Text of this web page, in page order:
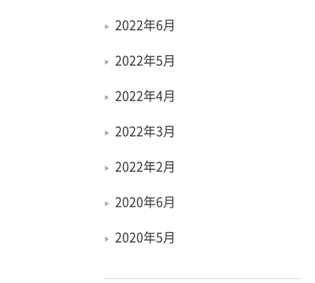
2022年6月
2022年5月
2022年4月
2022年3月
2022年2月
2020年6月
2020年5月